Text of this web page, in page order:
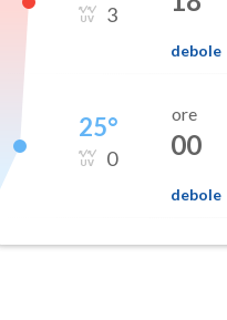
3
debole
25°
0
ore
00
debole